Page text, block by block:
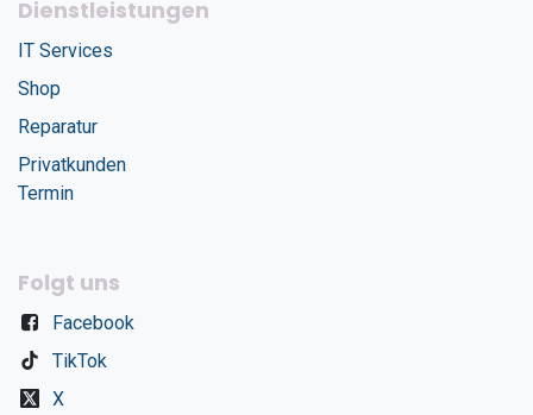
Dienstleistungen
IT Services
Shop
Reparatur
Privatkunden
Termin
Folgt uns
Facebook
TikTok
X